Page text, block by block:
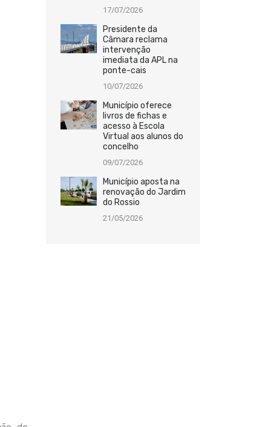
17/07/2026
Presidente da
Câmara reclama
intervenção
imediata da APL na
ponte-cais
10/07/2026
Município oferece
livros de fichas e
acesso à Escola
Virtual aos alunos do
concelho
09/07/2026
Município aposta na
renovação do Jardim
do Rossio
21/05/2026